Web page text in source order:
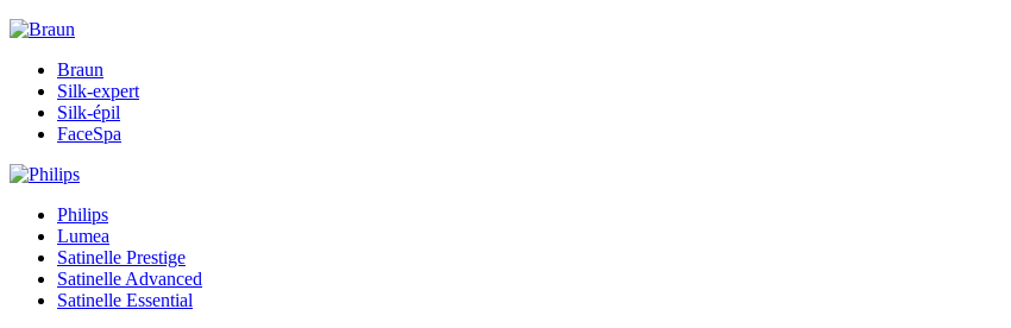
Braun
Silk-expert
Silk-épil
FaceSpa
Philips
Lumea
Satinelle Prestige
Satinelle Advanced
Satinelle Essential